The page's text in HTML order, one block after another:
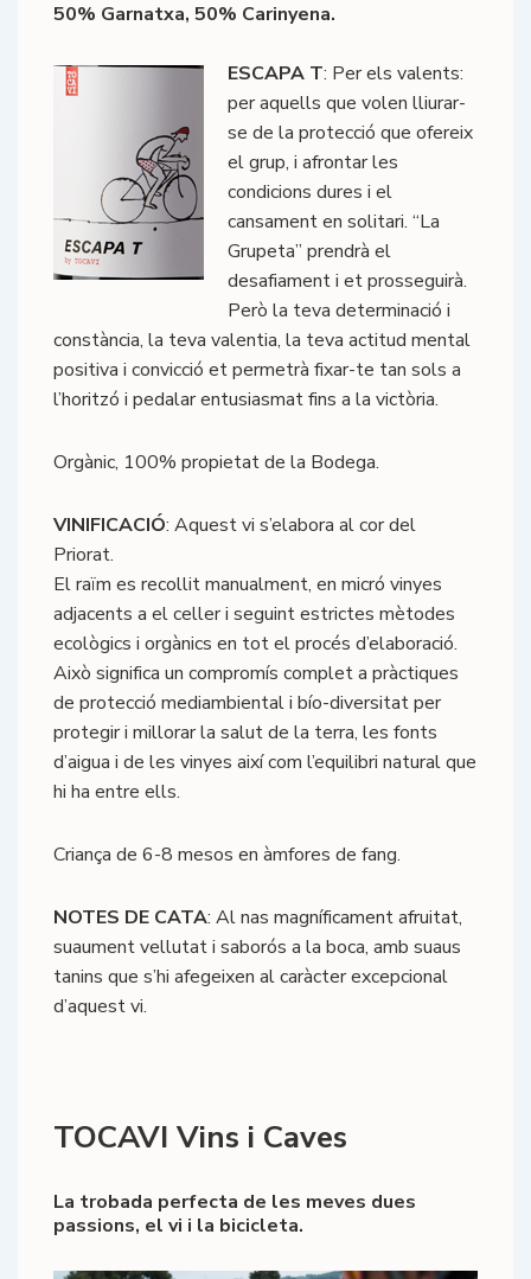
50% Garnatxa, 50% Carinyena.
ESCAPA T: Per els valents:
per aquells que volen lliurar-
se de la protecció que ofereix
el grup, i afrontar les
condicions dures i el
cansament en solitari. “La
Grupeta” prendrà el
desafiament i et prosseguirà.
Però la teva determinació i
constància, la teva valentia, la teva actitud mental
positiva i convicció et permetrà fixar-te tan sols a
l’horitzó i pedalar entusiasmat fins a la victòria.
Orgànic, 100% propietat de la Bodega.
VINIFICACIÓ: Aquest vi s’elabora al cor del
Priorat.
El raïm es recollit manualment, en micró vinyes
adjacents a el celler i seguint estrictes mètodes
ecològics i orgànics en tot el procés d’elaboració.
Això significa un compromís complet a pràctiques
de protecció mediambiental i bío-diversitat per
protegir i millorar la salut de la terra, les fonts
d’aigua i de les vinyes així com l’equilibri natural que
hi ha entre ells.
Criança de 6-8 mesos en àmfores de fang.
NOTES DE CATA: Al nas magníficament afruitat,
suaument vellutat i saborós a la boca, amb suaus
tanins que s’hi afegeixen al caràcter excepcional
d’aquest vi.
TOCAVI Vins i Caves
La trobada perfecta de les meves dues
passions, el vi i la bicicleta.